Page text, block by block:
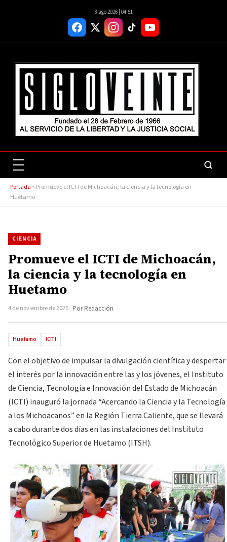
8 ago 2026 | 04:51
Portada » Promueve el ICTI de Michoacán, la ciencia y la tecnología en
Huetamo
CIENCIA
Promueve el ICTI de Michoacán,
la ciencia y la tecnología en
Huetamo
4 de noviembre de 2025 Por Redacción
Huetamo ICTI
Con el objetivo de impulsar la divulgación científica y despertar
el interés por la innovación entre las y los jóvenes, el Instituto
de Ciencia, Tecnología e Innovación del Estado de Michoacán
(ICTI) inauguró la jornada “Acercando la Ciencia y la Tecnología
a los Michoacanos” en la Región Tierra Caliente, que se llevará
a cabo durante dos días en las instalaciones del Instituto
Tecnológico Superior de Huetamo (ITSH).